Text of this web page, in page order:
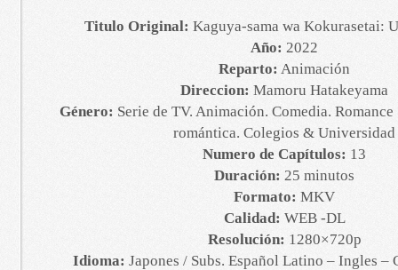
Titulo Original: Kaguya-sama wa Kokurasetai:
Año: 2022
Reparto: Animación
Direccion: Mamoru Hatakeyama
Género: Serie de TV. Animación. Comedia.
romántica. Colegios & Universidad
Numero de Capítulos: 13
Duración: 25 minutos
Formato: MKV
Calidad: WEB -DL
Resolución: 1280×720p
Idioma: Japones / Subs. Español Latino – Ingles –